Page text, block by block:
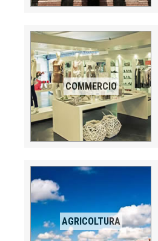
COMMERCIO
AGRICOLTURA